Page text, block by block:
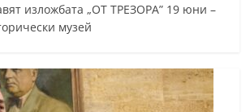
изложбата „ОТ ТРЕЗОРА” 19 юни –
музей